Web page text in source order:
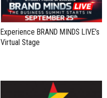
Experience BRAND MINDS LIVE’s
Virtual Stage